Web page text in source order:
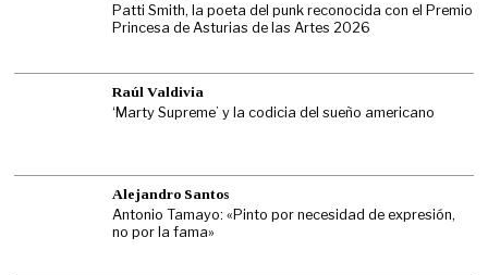
Patti Smith, la poeta del punk reconocida con el Premio
Princesa de Asturias de las Artes 2026
Raúl Valdivia
‘Marty Supreme’ y la codicia del sueño americano
Alejandro Santos
Antonio Tamayo: «Pinto por necesidad de expresión,
no por la fama»